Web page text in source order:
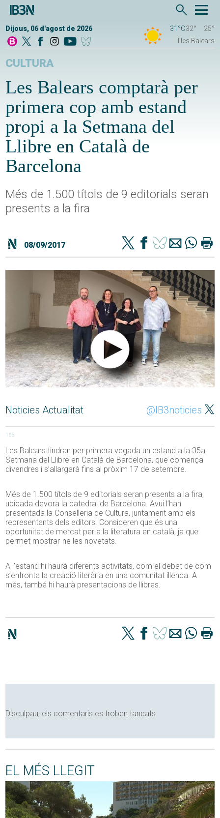
Dijous, 06 d'agost de 2026 31°C32°
25°
Illes Balears
CULTURA
Les Balears comptarà per
primera cop amb estand
propi a la Setmana del
Llibre en Català de
Barcelona
Més de 1.500 títols de 9 editorials seran
presents a la fira
08/09/2017
Noticies Actualitat @IB3noticies
165
Les Balears tindran per primera vegada un estand a la 35a
Setmana del Llibre en Català de Barcelona, que comença
divendres i s’allargarà fins al pròxim 17 de setembre.
Més de 1.500 títols de 9 editorials seran presents a la fira,
ubicada devora la catedral de Barcelona. Avui l’han
presentada la Conselleria de Cultura, juntament amb els
representants dels editors. Consideren que és una
oportunitat de mercat per a la literatura en català, ja que
permet mostrar-ne les novetats.
A l’estand hi haurà diferents activitats, com el debat de com
s’enfronta la creació literària en una comunitat illenca. A
més, també hi haurà presentacions de llibres.
Disculpau, els comentaris es troben tancats
EL MÉS LLEGIT